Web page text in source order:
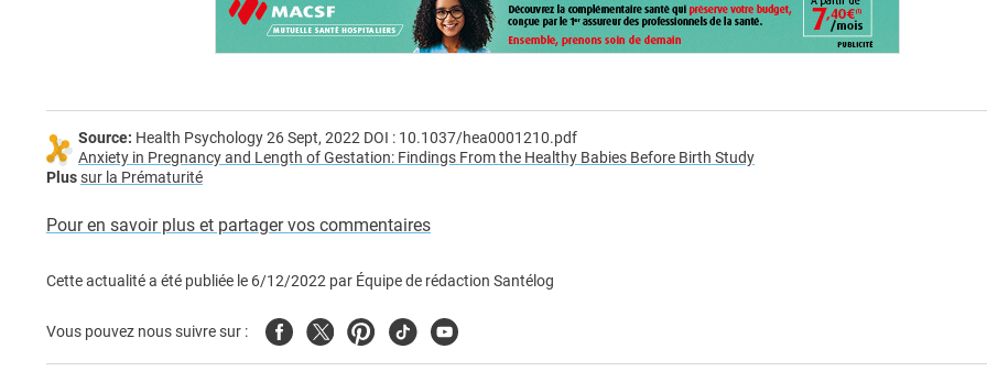
Source: Health Psychology 26 Sept, 2022 DOI : 10.1037/hea0001210.pdf
Anxiety in Pregnancy and Length of Gestation: Findings From the Healthy Babies Before Birth Study
Plussur la Prématurité
Pour en savoir plus et partager vos commentaires
Cette actualité a été publiée le 6/12/2022 par Équipe de rédaction Santélog
Vous pouvez nous suivre sur : FacebookTwitterPinterest
TiktokYoutube